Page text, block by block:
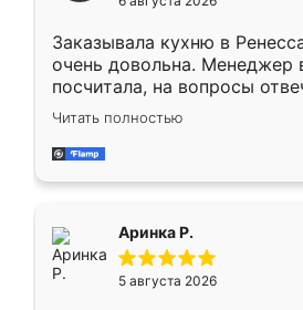
мебели буду заказывать
Заказывала кухню в
очень довольна. Менеджер
посчитала, на вопросы
Замерщик приехал в
делу со всей
за день, ребята работали
Читать полностью
Аринка Р.
5 августа 2026